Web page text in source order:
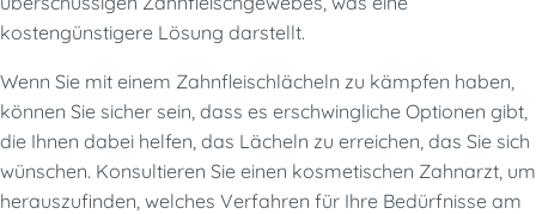
kostengünstigere Lösung darstellt.
Wenn Sie mit einem Zahnfleischlächeln zu kämpfen haben,
können Sie sicher sein, dass es erschwingliche Optionen gibt,
die Ihnen dabei helfen, das Lächeln zu erreichen, das Sie sich
wünschen. Konsultieren Sie einen kosmetischen Zahnarzt, um
herauszufinden, welches Verfahren für Ihre Bedürfnisse am